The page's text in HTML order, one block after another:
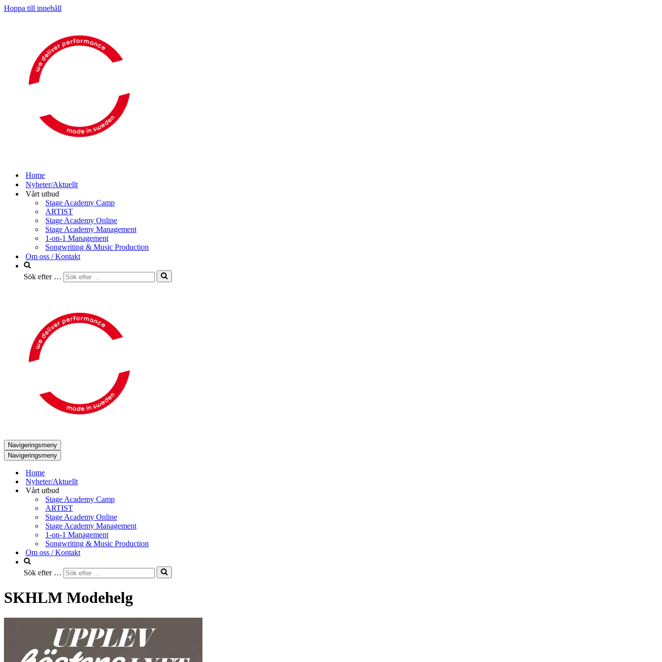
Hoppa till innehåll
Home
Nyheter/Aktuellt
Vårt utbud
Stage Academy Camp
ARTIST
Stage Academy Online
Stage Academy Management
1-on-1 Management
Songwriting & Music Production
Om oss / Kontakt
Sök efter …
Navigeringsmeny
Navigeringsmeny
Home
Nyheter/Aktuellt
Vårt utbud
Stage Academy Camp
ARTIST
Stage Academy Online
Stage Academy Management
1-on-1 Management
Songwriting & Music Production
Om oss / Kontakt
Sök efter …
SKHLM Modehelg